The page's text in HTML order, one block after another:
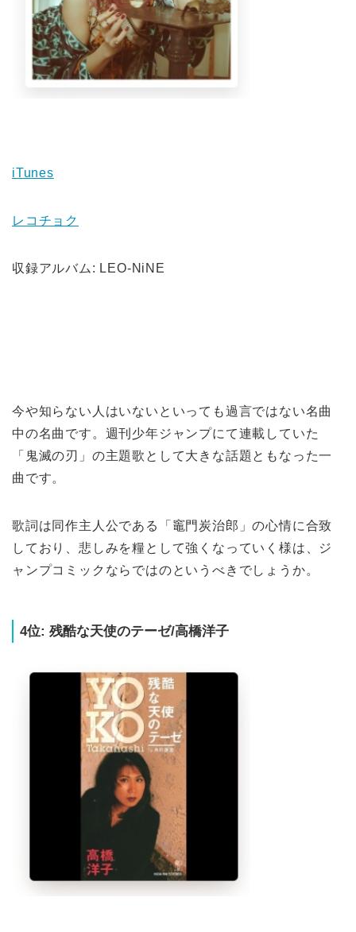
iTunes
レコチョク
収録アルバム: LEO-NiNE
今や知らない人はいないといっても過言ではない名曲
中の名曲です。週刊少年ジャンプにて連載していた
「鬼滅の刃」の主題歌として大きな話題ともなった一
曲です。
歌詞は同作主人公である「竈門炭治郎」の心情に合致
しており、悲しみを糧として強くなっていく様は、ジ
ャンプコミックならではのというべきでしょうか。
4位: 残酷な天使のテーゼ/高橋洋子